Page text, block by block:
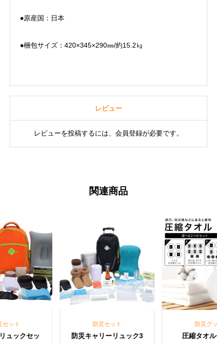
●原産国：日本
●梱包サイズ：420×345×290㎜/約15.2㎏
レビュー
レビューを投稿するには、会員登録が必要です。
関連商品
防災キャリーリュック3
圧縮タオルセット